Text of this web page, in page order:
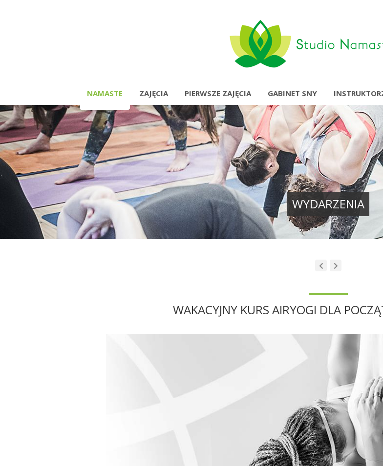
NAMASTE ZAJĘCIA PIERWSZE ZAJĘCIA GABINET SNY
WYDARZENIA
WAKACYJNY KURS AIRYOGI DLA